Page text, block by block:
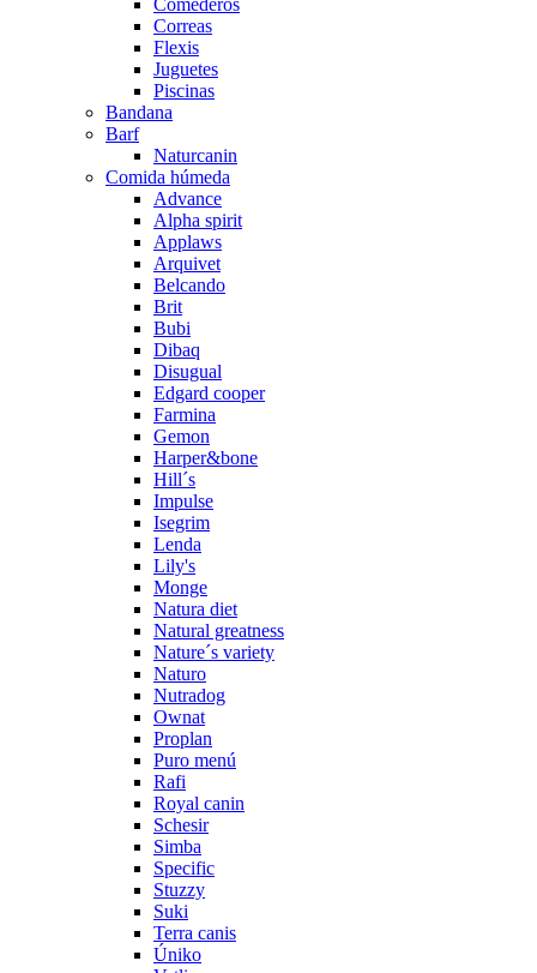
Comederos
Correas
Flexis
Juguetes
Piscinas
Bandana
Barf
Naturcanin
Comida húmeda
Advance
Alpha spirit
Applaws
Arquivet
Belcando
Brit
Bubi
Dibaq
Disugual
Edgard cooper
Farmina
Gemon
Harper&bone
Hill´s
Impulse
Isegrim
Lenda
Lily's
Monge
Natura diet
Natural greatness
Nature´s variety
Naturo
Nutradog
Ownat
Proplan
Puro menú
Rafi
Royal canin
Schesir
Simba
Specific
Stuzzy
Suki
Terra canis
Úniko